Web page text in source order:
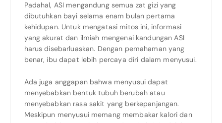
Padahal, ASI mengandung semua zat gizi yang
dibutuhkan bayi selama enam bulan pertama
kehidupan. Untuk mengatasi mitos ini, informasi
yang akurat dan ilmiah mengenai kandungan ASI
harus disebarluaskan. Dengan pemahaman yang
benar, ibu dapat lebih percaya diri dalam menyusui.
Ada juga anggapan bahwa menyusui dapat
menyebabkan bentuk tubuh berubah atau
menyebabkan rasa sakit yang berkepanjangan.
Meskipun menyusui memang membakar kalori dan